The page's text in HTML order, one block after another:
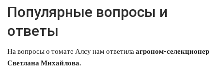
Популярные вопросы и
ответы
На вопросы о томате Алсу нам ответила агроном-селекционер
Светлана Михайлова.